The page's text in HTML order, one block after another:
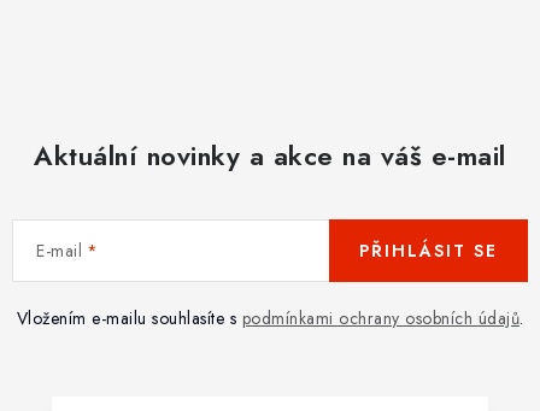
Aktuální novinky a akce na váš e-mail
E-mail
Vložením e-mailu souhlasíte s podmínkami ochrany osobních údajů.
PŘIHLÁSIT SE